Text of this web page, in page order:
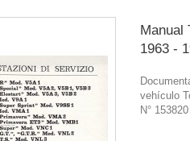
Manual
1963 -
vehículo
N°